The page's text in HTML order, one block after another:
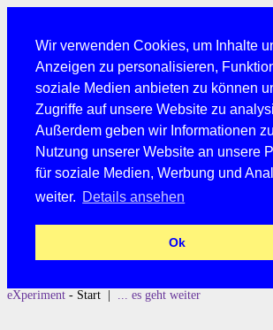
Wir verwenden Cookies, um Inhalte
Anzeigen zu personalisieren,
soziale Medien anbieten zu können
Zugriffe auf unsere Website zu
Außerdem geben wir Informationen
Nutzung unserer Website an unsere
für soziale Medien, Werbung und
weiter. Details ansehen
Ok
eXperiment - Start | ... es geht weiter